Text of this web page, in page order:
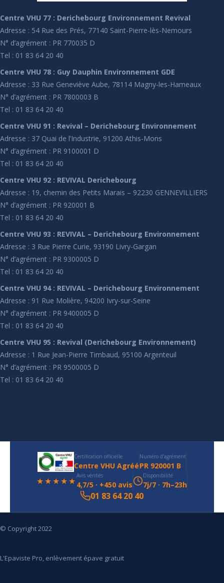
Centre VHU 77 : Derichebourg Environnement Revival
Adresse : 54 Rue des Prés, 77140 Saint-Pierre-lès-Nemours
N° d’agrément : PR 770035 D
Tel : 01 83 64 20 40
Centre VHU 78 : Guy Dauphin Environnement GDE
Adresse : 33 Rue Geneviève Aube, 78114 Magny-les-Hameaux
N° d’agrément : PR 7800003 B
Tel : 01 83 64 20 40
Centre VHU 91 : Revival – Derichebourg Environnement
Adresse : 37 Quai de l’Industrie, 91200 Athis-Mons
N° d’agrément : PR 9100001 D
Tel : 01 83 64 20 40
Centre VHU 92 : REVIVAL Derichebourg
Adresse : 19, chemin des Petits Marais – 92230 GENNEVILLIERS
N° d’agrément : PR 920001 B
Tel : 01 83 64 20 40
Centre VHU 93 : REVIVAL – Derichebourg Environnement
Adresse : 3 Rue Pierre Curie, 93190 Livry-Gargan
N° d’agrément : PR 9300005 D
Tel : 01 83 64 20 40
Centre VHU 94 : REVIVAL – Derichebourg Environnement
Adresse : 91 Rue Molière, 94200 Ivry-sur-Seine
N° d’agrément : PR 9400005 D
Tel : 01 83 64 20 40
Centre VHU 95 : Revival (Derichebourg Environnement)
Adresse : 1 Rue Jean-Pierre Timbaud, 95100 Argenteuil
N° d’agrément : PR 9500005 D
Tel : 01 83 64 20 40
Certification officielle
Centre VHU Agréé
Numéro d'agrément
PR 920001 B
★★★★★ Avis vérifiés
4,7/5 · +450 avis
Disponibilité
7j/7 · 7h–23h
01 83 64 20 40
© Copyright 2022
L'Epaviste Pro, enlèvement épave gratuit